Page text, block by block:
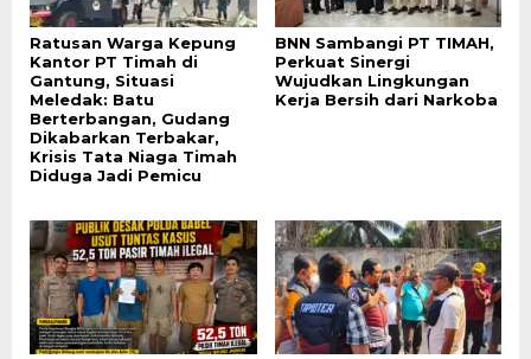
Ratusan Warga Kepung
Kantor PT Timah di
Gantung, Situasi
Meledak: Batu
Berterbangan, Gudang
Dikabarkan Terbakar,
Krisis Tata Niaga Timah
Diduga Jadi Pemicu
BNN Sambangi PT TIMAH,
Perkuat Sinergi
Wujudkan Lingkungan
Kerja Bersih dari Narkoba